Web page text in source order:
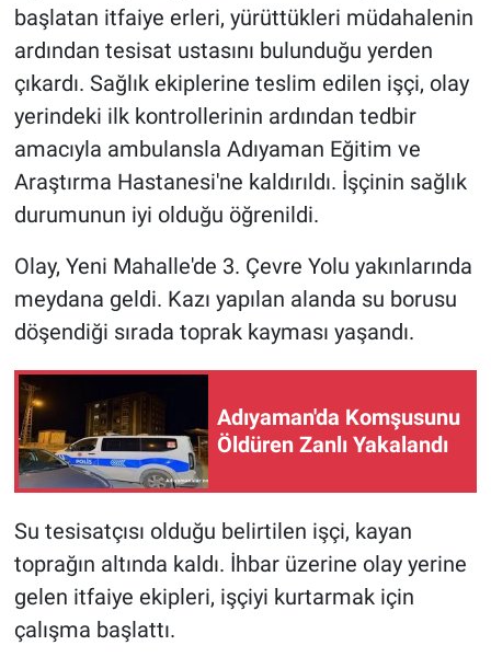
başlatan itfaiye erleri, yürüttükleri müdahalenin
ardından tesisat ustasını bulunduğu yerden
çıkardı. Sağlık ekiplerine teslim edilen işçi, olay
yerindeki ilk kontrollerinin ardından tedbir
amacıyla ambulansla Adıyaman Eğitim ve
Araştırma Hastanesi'ne kaldırıldı. İşçinin sağlık
durumunun iyi olduğu öğrenildi.
Olay, Yeni Mahalle'de 3. Çevre Yolu yakınlarında
meydana geldi. Kazı yapılan alanda su borusu
döşendiği sırada toprak kayması yaşandı.
Adıyaman'da Komşusunu
Öldüren Zanlı Yakalandı
Su tesisatçısı olduğu belirtilen işçi, kayan
toprağın altında kaldı. İhbar üzerine olay yerine
gelen itfaiye ekipleri, işçiyi kurtarmak için
çalışma başlattı.